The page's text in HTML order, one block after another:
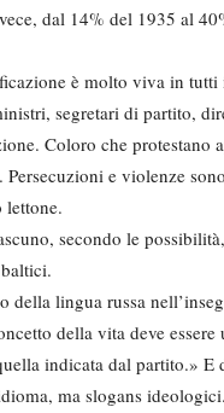
dal 14% del 1935 al
è molto viva in
segretari di partito,
Coloro che protestano
e violenze
lettone.
secondo le
della lingua russa
della vita deve
indicata dal partito.»
ma slogans